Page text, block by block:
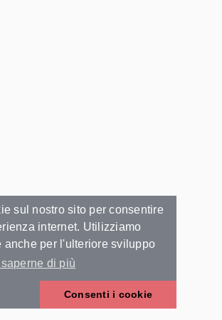
sul nostro sito per consentire
internet. Utilizziamo
anche per l'ulteriore sviluppo
saperne di più
Consenti i cookie